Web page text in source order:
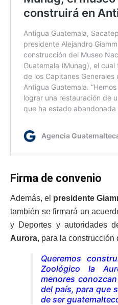
Firma de convenio
Además, el presidente
también se firmará un
y Deportes y autoridades
Aurora, para la construcción
Queremos
Zoológico la
menores
del país, para que
de ser